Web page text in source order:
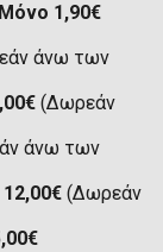
Μόνο 1,90€
άνω των
(Δωρεάν
άνω των
12,00€ (Δωρεάν